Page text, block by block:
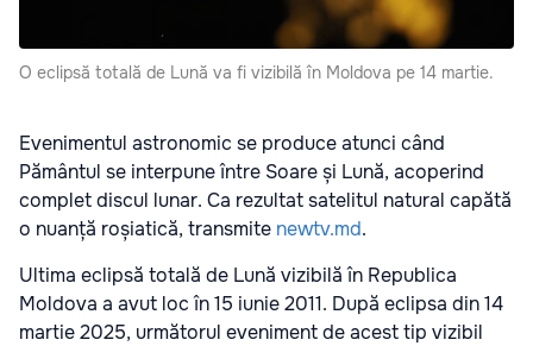
O eclipsă totală de Lună va fi vizibilă în Moldova pe 14 martie.
Evenimentul astronomic se produce atunci când
Pământul se interpune între Soare și Lună, acoperind
complet discul lunar. Ca rezultat satelitul natural capătă
o nuanță roșiatică, transmite newtv.md.
Ultima eclipsă totală de Lună vizibilă în Republica
Moldova a avut loc în 15 iunie 2011. După eclipsa din 14
martie 2025, următorul eveniment de acest tip vizibil